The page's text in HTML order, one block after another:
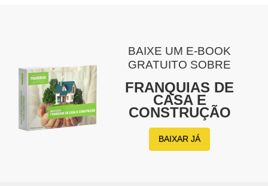
BAIXE UM E-BOOK
GRATUITO SOBRE
FRANQUIAS DE
CASA E
CONSTRUÇÃO
BAIXAR JÁ